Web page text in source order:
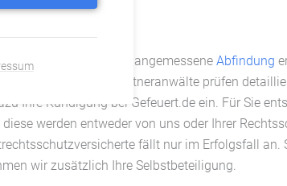
möchten nun eine angemessene Abfindung
Qualifizierte Partneranwälte prüfen
Ihre Kündigung bei Gefeuert.de ein. Für Sie
werden entweder von uns oder Ihrer
fällt nur im Erfolgsfall an.
wir zusätzlich Ihre Selbstbeteiligung.